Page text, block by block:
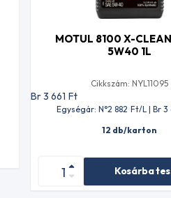
MOTUL 8100 X-
5W40 1L
Cikkszám: NYL11095
Br 3 661 Ft
Egységár: N°2 882 Ft/L | Br 3
12 db/karton
Kosárba